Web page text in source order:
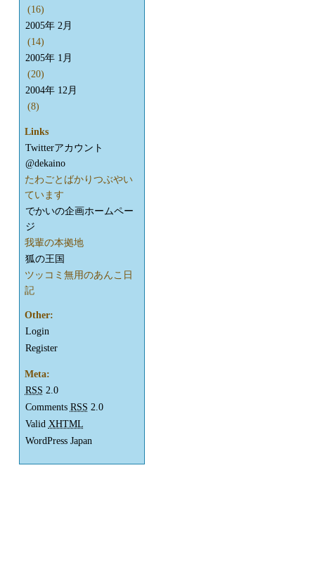
(16)
2005年 2月
(14)
2005年 1月
(20)
2004年 12月
(8)
Links
Twitterアカウント
@dekaino
たわごとばかりつぶやい
ています
でかいの企画ホームペー
ジ
我輩の本拠地
狐の王国
ツッコミ無用のあんこ日
記
Other:
Login
Register
Meta:
RSS 2.0
Comments RSS 2.0
Valid XHTML
WordPress Japan